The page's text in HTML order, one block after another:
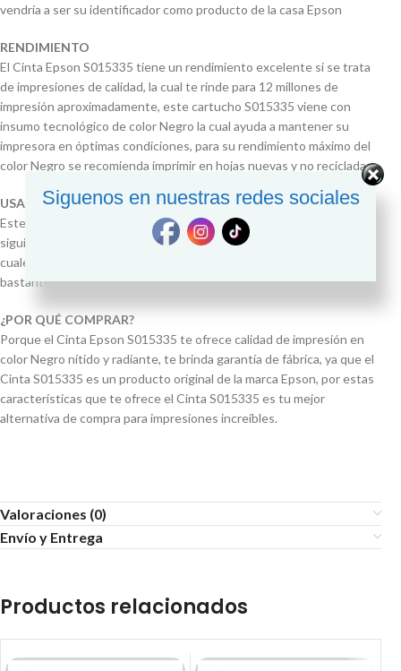
vendría a ser su identificador como producto de la casa Epson
RENDIMIENTO
El Cinta Epson S015335 tiene un rendimiento excelente si se trata
de impresiones de calidad, la cual te rinde para 12 millones de
impresión aproximadamente, este cartucho S015335 viene con
insumo tecnológico de color Negro la cual ayuda a mantener su
impresora en óptimas condiciones, para su rendimiento máximo del
color Negro se recomienda imprimir en hojas nuevas y no recicladas.
USAR CON IMPRESORAS
Este Cartucho de Cinta S015335 está fabricado para usarse en los
siguientes modelos de Impresoras Epson FX-2190, LQ-2090 las
cuales realizan impresiones de alta calidad a un precio de impresión
bastante económico.
¿POR QUÉ COMPRAR?
Porque el Cinta Epson S015335 te ofrece calidad de impresión en
color Negro nítido y radiante, te brinda garantía de fábrica, ya que el
Cinta S015335 es un producto original de la marca Epson, por estas
características que te ofrece el Cinta S015335 es tu mejor
alternativa de compra para impresiones increíbles.
Valoraciones (0)
Envío y Entrega
Productos relacionados
Siguenos en nuestras redes sociales